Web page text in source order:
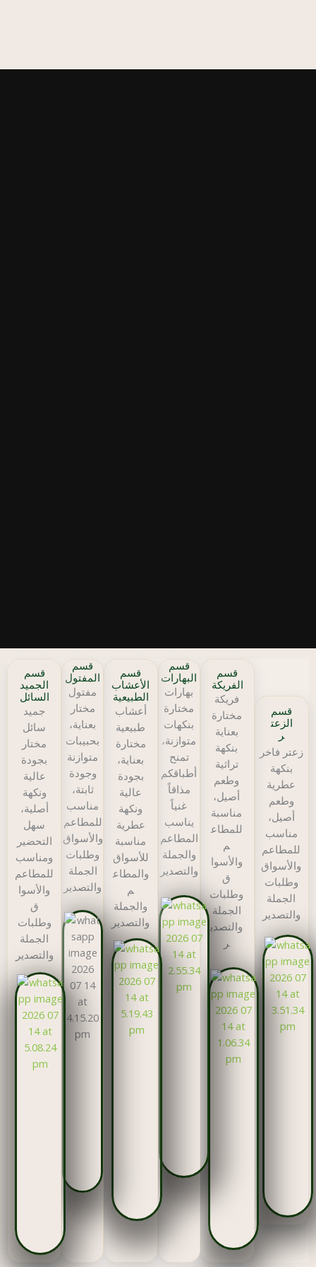
قسم
الزعت
ر
زعتر فاخر
بنكهة
عطرية
وطعم
أصيل،
مناسب
للمطاعم
والأسواق
وطلبات
الجملة
والتصدير
قسم
الفريكة
فريكة
مختارة
بعناية
بنكهة
تراثية
وطعم
أصيل،
مناسبة
للمطاع
م
والأسوا
ق
وطلبات
الجملة
والتصدي
ر
قسم
البهارات
بهارات
مختارة
بنكهات
متوازنة،
تمنح
أطباقكم
مذاقاً
غنياً
يناسب
المطاعم
والجملة
والتصدير
قسم
الأعشاب
الطبيعية
أعشاب
طبيعية
مختارة
بعناية،
بجودة
عالية
ونكهة
عطرية
مناسبة
للأسواق
والمطاع
م
والجملة
والتصدير
قسم
المفتول
مفتول
مختار
بعناية،
بحبيبات
متوازنة
وجودة
ثابتة،
مناسب
للمطاعم
والأسواق
وطلبات
الجملة
والتصدير
قسم
الجميد
السائل
جميد
سائل
مختار
بجودة
عالية
ونكهة
أصلية،
سهل
التحضير
ومناسب
للمطاعم
والأسوا
ق
وطلبات
الجملة
والتصدير